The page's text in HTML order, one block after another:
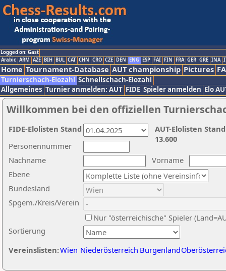
Logged on: Gast
Arabic ARM AZE BIH BUL CAT CHN CRO CZE DEN ENG ESP FAI FIN FRA GER GRE INA
Home Tournament-Database AUT championship Pictures
Turnierschach-Elozahl Schnellschach-Elozahl
Allgemeines Turnier anmelden: AUT FIDE Spieler anmelden Elo
Willkommen bei den offiziellen
Nachname
Vorname
Ebene
Sortierung
Personennummer
Bundesland
Spgem./Kreis/Verein
Nur "österreichische" Spieler
Vereinslisten:Wien Niederösterreich Burgenland
AUT-Elolisten
13.600
FIDE-Elolisten Stand